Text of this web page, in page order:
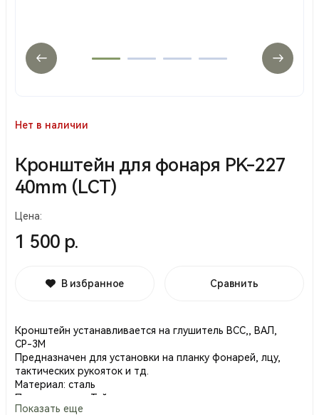
Нет в наличии
Кронштейн для фонаря PK-227
40mm (LCT)
Цена:
1 500 р.
В избранное Сравнить
Кронштейн устанавливается на глушитель ВСС,, ВАЛ,
СР-3М
Предназначен для установки на планку фонарей, лцу,
тактических рукояток и тд.
Материал: сталь
Производство Тайвань.
Показать еще